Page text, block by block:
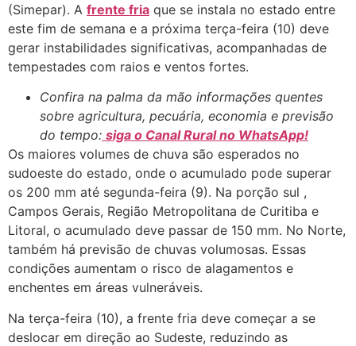
(Simepar). A frente fria que se instala no estado entre
este fim de semana e a próxima terça-feira (10) deve
gerar instabilidades significativas, acompanhadas de
tempestades com raios e ventos fortes.
Confira na palma da mão informações quentes
sobre agricultura, pecuária, economia e previsão
do tempo: siga o Canal Rural no WhatsApp!
Os maiores volumes de chuva são esperados no
sudoeste do estado, onde o acumulado pode superar
os 200 mm até segunda-feira (9). Na porção sul ,
Campos Gerais, Região Metropolitana de Curitiba e
Litoral, o acumulado deve passar de 150 mm. No Norte,
também há previsão de chuvas volumosas. Essas
condições aumentam o risco de alagamentos e
enchentes em áreas vulneráveis.
Na terça-feira (10), a frente fria deve começar a se
deslocar em direção ao Sudeste, reduzindo as